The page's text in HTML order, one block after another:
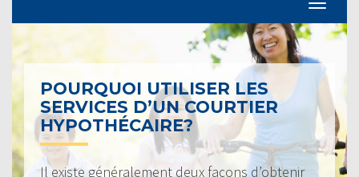
POURQUOI UTILISER LES
SERVICES D’UN COURTIER
HYPOTHÉCAIRE?
Il existe généralement deux façons d’obtenir